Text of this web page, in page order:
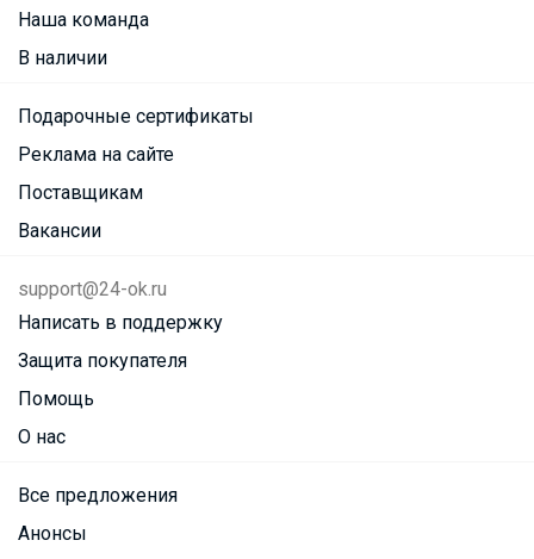
Наша команда
В наличии
Подарочные сертификаты
Реклама на сайте
Поставщикам
Вакансии
support@24-ok.ru
Написать в поддержку
Защита покупателя
Помощь
О нас
Все предложения
Анонсы